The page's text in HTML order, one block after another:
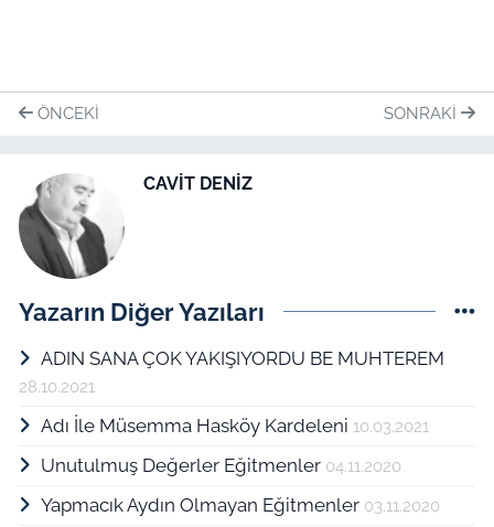
ÖNCEKI SONRAKI
CAVİT DENİZ
Yazarın Diğer Yazıları
ADIN SANA ÇOK YAKIŞIYORDU BE MUHTEREM
28.10.2021
Adı İle Müsemma Hasköy Kardeleni 10.03.2021
Unutulmuş Değerler Eğitmenler 04.11.2020
Yapmacık Aydın Olmayan Eğitmenler 03.11.2020